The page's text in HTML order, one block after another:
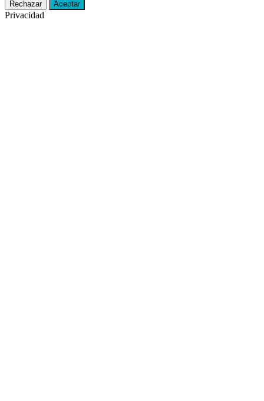
Rechazar
Aceptar
Privacidad